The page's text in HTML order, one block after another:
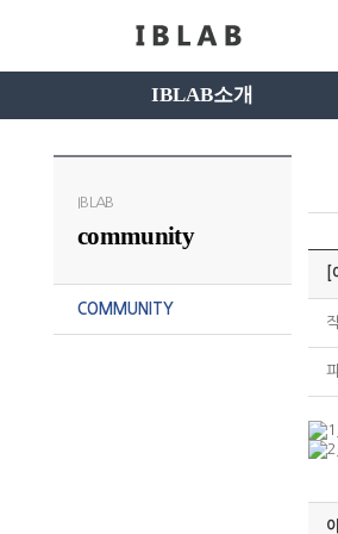
IBLAB소개
IBLAB
community
COMMUNITY